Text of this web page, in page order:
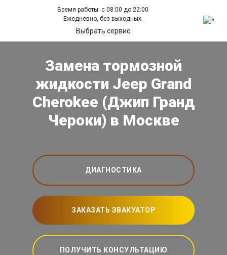
Время работы: с 08:00 до 22:00
Ежедневно, без выходных.
Выбрать сервис
Замена тормозной
жидкости Jeep Grand
Cherokee (Джип Гранд
Чероки) в Москве
ДИАГНОСТИКА
ЗАКАЗАТЬ ЭВАКУАТОР
ПОЛУЧИТЬ КОНСУЛЬТАЦИЮ